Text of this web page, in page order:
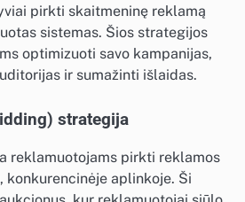
pirkti skaitmeninę reklamą
sistemas. Šios strategijos
optimizuoti savo kampanijas,
ir sumažinti išlaidas.
strategija
reklamuotojams pirkti reklamos
konkurencinėje aplinkoje. Ši